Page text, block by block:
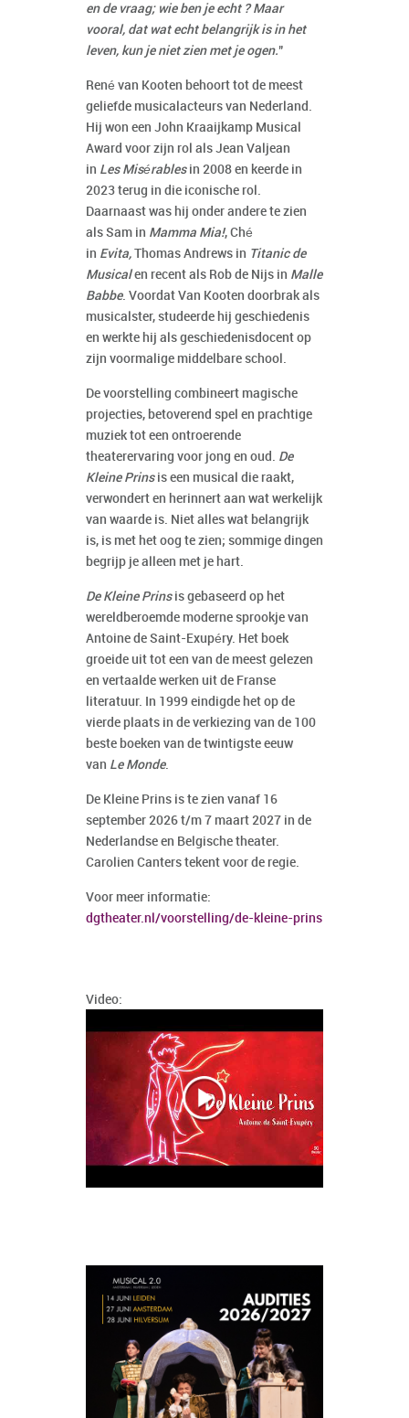
en de vraag; wie ben je echt ? Maar
vooral, dat wat echt belangrijk is in het
leven, kun je niet zien met je ogen."
René van Kooten behoort tot de meest
geliefde musicalacteurs van Nederland.
Hij won een John Kraaijkamp Musical
Award voor zijn rol als Jean Valjean
in Les Misérablesin 2008 en keerde in
2023 terug in die iconische rol.
Daarnaast was hij onder andere te zien
als Sam in Mamma Mia!, Ché
in Evita, Thomas Andrews in Titanic de
Musicalen recent als Rob de Nijs in Malle
Babbe. Voordat Van Kooten doorbrak als
musicalster, studeerde hij geschiedenis
en werkte hij als geschiedenisdocent op
zijn voormalige middelbare school.
De voorstelling combineert magische
projecties, betoverend spel en prachtige
muziek tot een ontroerende
theaterervaring voor jong en oud. De
Kleine Prinsis een musical die raakt,
verwondert en herinnert aan wat werkelijk
van waarde is. Niet alles wat belangrijk
is, is met het oog te zien; sommige dingen
begrijp je alleen met je hart.
De Kleine Prinsis gebaseerd op het
wereldberoemde moderne sprookje van
Antoine de Saint-Exupéry. Het boek
groeide uit tot een van de meest gelezen
en vertaalde werken uit de Franse
literatuur. In 1999 eindigde het op de
vierde plaats in de verkiezing van de 100
beste boeken van de twintigste eeuw
van Le Monde.
De Kleine Prins is te zien vanaf 16
september 2026 t/m 7 maart 2027 in de
Nederlandse en Belgische theater.
Carolien Canters tekent voor de regie.
Voor meer informatie:
dgtheater.nl/voorstelling/de-kleine-prins
Video: